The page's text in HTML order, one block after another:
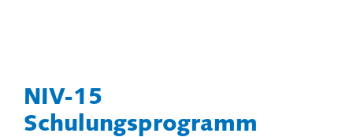
NIV-15
Schulungsprogramm